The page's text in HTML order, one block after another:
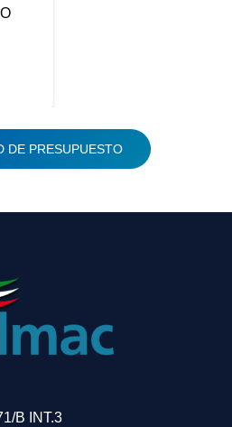
DE PRESUPUESTO
B INT.3